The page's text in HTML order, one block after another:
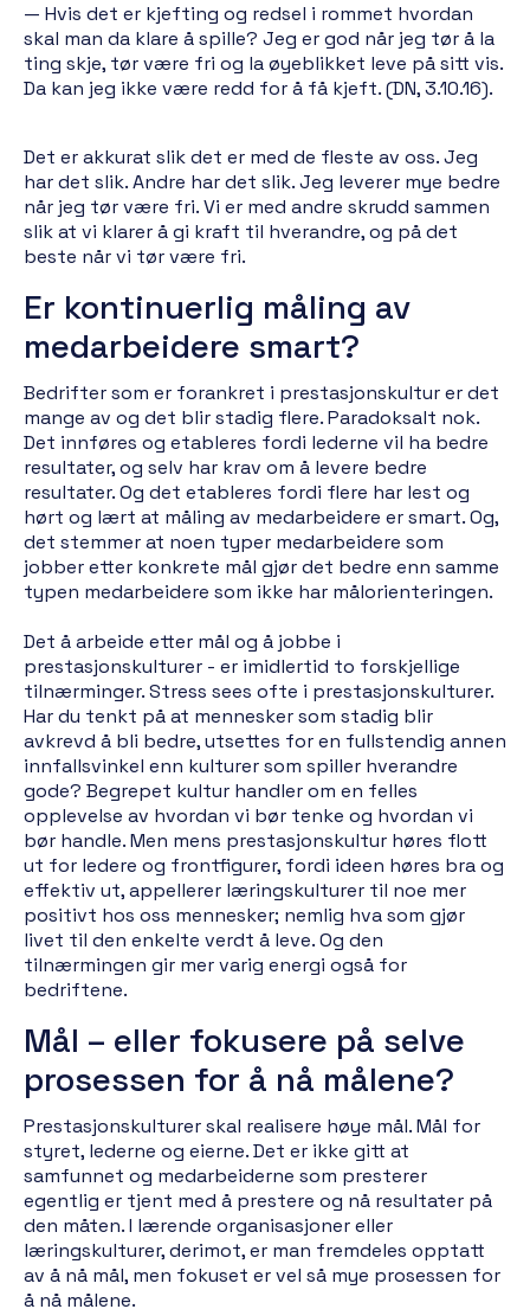
— Hvis det er kjefting og redsel i rommet hvordan
skal man da klare å spille? Jeg er god når jeg tør å la
ting skje, tør være fri og la øyeblikket leve på sitt vis.
Da kan jeg ikke være redd for å få kjeft. (DN, 3.10.16).
Det er akkurat slik det er med de fleste av oss. Jeg
har det slik. Andre har det slik. Jeg leverer mye bedre
når jeg tør være fri. Vi er med andre skrudd sammen
slik at vi klarer å gi kraft til hverandre, og på det
beste når vi tør være fri.
Er kontinuerlig måling av
medarbeidere smart?
Bedrifter som er forankret i prestasjonskultur er det
mange av og det blir stadig flere. Paradoksalt nok.
Det innføres og etableres fordi lederne vil ha bedre
resultater, og selv har krav om å levere bedre
resultater. Og det etableres fordi flere har lest og
hørt og lært at måling av medarbeidere er smart. Og,
det stemmer at noen typer medarbeidere som
jobber etter konkrete mål gjør det bedre enn samme
typen medarbeidere som ikke har målorienteringen.
Det å arbeide etter mål og å jobbe i
prestasjonskulturer - er imidlertid to forskjellige
tilnærminger. Stress sees ofte i prestasjonskulturer.
Har du tenkt på at mennesker som stadig blir
avkrevd å bli bedre, utsettes for en fullstendig annen
innfallsvinkel enn kulturer som spiller hverandre
gode? Begrepet kultur handler om en felles
opplevelse av hvordan vi bør tenke og hvordan vi
bør handle. Men mens prestasjonskultur høres flott
ut for ledere og frontfigurer, fordi ideen høres bra og
effektiv ut, appellerer læringskulturer til noe mer
positivt hos oss mennesker; nemlig hva som gjør
livet til den enkelte verdt å leve. Og den
tilnærmingen gir mer varig energi også for
bedriftene.
Mål – eller fokusere på selve
prosessen for å nå målene?
Prestasjonskulturer skal realisere høye mål. Mål for
styret, lederne og eierne. Det er ikke gitt at
samfunnet og medarbeiderne som presterer
egentlig er tjent med å prestere og nå resultater på
den måten. I lærende organisasjoner eller
læringskulturer, derimot, er man fremdeles opptatt
av å nå mål, men fokuset er vel så mye prosessen for
å nå målene.